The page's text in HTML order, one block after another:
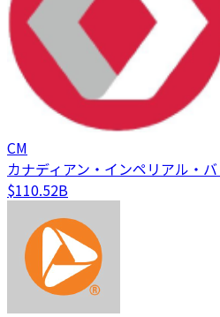
CM
カナディアン・インペリアル・
$110.52B